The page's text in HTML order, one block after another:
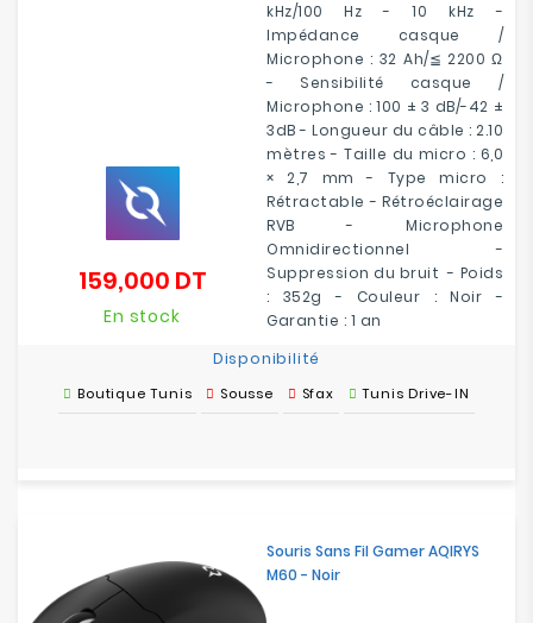
kHz/100 Hz - 10 kHz -
Impédance casque /
Microphone : 32 Ah/≦ 2200 Ω
- Sensibilité casque /
Microphone : 100 ± 3 dB/-42 ±
3dB - Longueur du câble : 2.10
mètres - Taille du micro : 6,0
× 2,7 mm - Type micro :
Rétractable - Rétroéclairage
RVB - Microphone
Omnidirectionnel -
Suppression du bruit - Poids
: 352g - Couleur : Noir -
Garantie : 1 an
159,000 DTPrix
En stock
Disponibilité
Boutique Tunis Sousse Sfax Tunis Drive-IN
Souris Sans Fil Gamer AQIRYS
M60 - Noir